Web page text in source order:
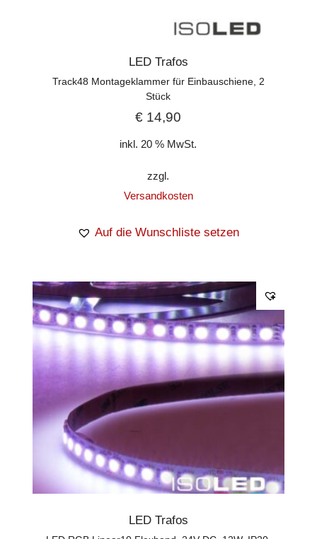
LED Trafos
Track48 Montageklammer für Einbauschiene, 2
Stück
€ 14,90
inkl. 20 % MwSt.
zzgl.
Versandkosten
Auf die Wunschliste setzen
LED Trafos